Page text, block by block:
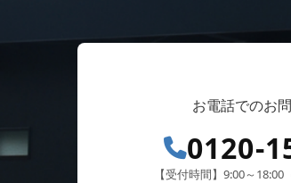
お電話でのお
0120-
【受付時間】9:00～18:00